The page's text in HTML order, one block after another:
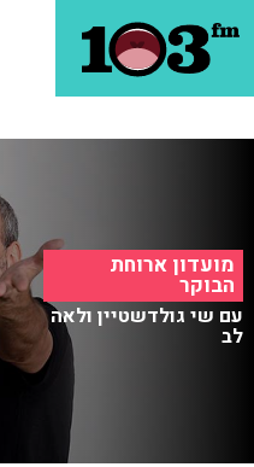
מועדון ארוחת
הבוקר
עם שי גולדשטיין ולאה
לב